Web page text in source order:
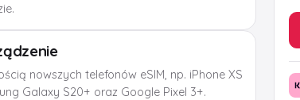
nowszych telefonów eSIM, np. iPhone XS
Galaxy S20+ oraz Google Pixel 3+.